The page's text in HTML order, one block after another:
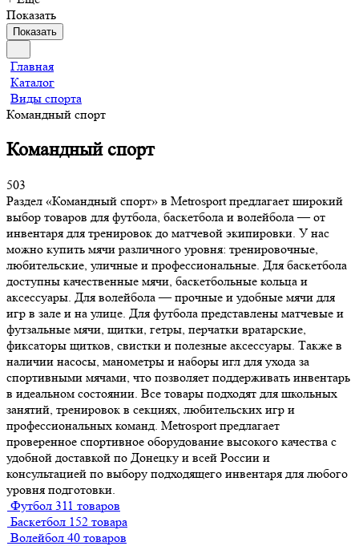
Показать
Показать
Главная
Каталог
Виды спорта
Командный спорт
Командный спорт
503
Раздел «Командный спорт» в Metrosport предлагает широкий
выбор товаров для футбола, баскетбола и волейбола — от
инвентаря для тренировок до матчевой экипировки. У нас
можно купить мячи различного уровня: тренировочные,
любительские, уличные и профессиональные. Для баскетбола
доступны качественные мячи, баскетбольные кольца и
аксессуары. Для волейбола — прочные и удобные мячи для
игр в зале и на улице. Для футбола представлены матчевые и
футзальные мячи, щитки, гетры, перчатки вратарские,
фиксаторы щитков, свистки и полезные аксессуары. Также в
наличии насосы, манометры и наборы игл для ухода за
спортивными мячами, что позволяет поддерживать инвентарь
в идеальном состоянии. Все товары подходят для школьных
занятий, тренировок в секциях, любительских игр и
профессиональных команд. Metrosport предлагает
проверенное спортивное оборудование высокого качества с
удобной доставкой по Донецку и всей России и
консультацией по выбору подходящего инвентаря для любого
уровня подготовки.
Футбол 311 товаров
Баскетбол 152 товара
Волейбол 40 товаров